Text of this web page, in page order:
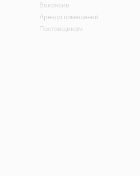
Вакансии
Аренда помещений
Поставщикам